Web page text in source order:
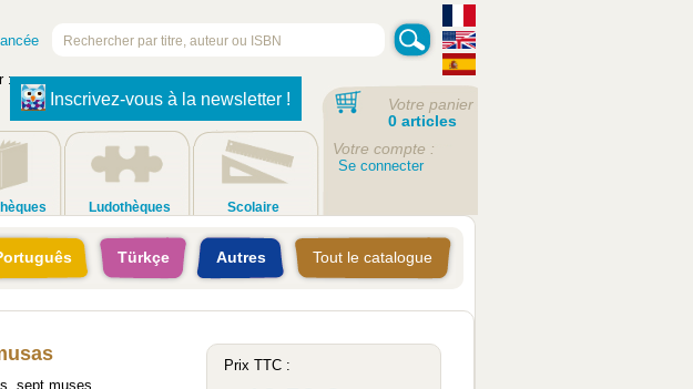
:
Inscrivez-vous à la newsletter !
Ludothèques Scolaire
Votre panier
0 articles
Votre compte :
Se connecter
Türkçe Autres Tout le catalogue
sept muses
Prix TTC :